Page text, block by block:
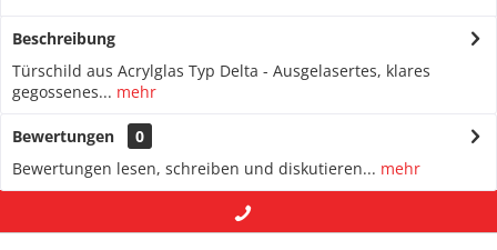
Beschreibung
Türschild aus Acrylglas Typ Delta - Ausgelasertes, klares
gegossenes... mehr
Bewertungen
0
Bewertungen lesen, schreiben und diskutieren... mehr